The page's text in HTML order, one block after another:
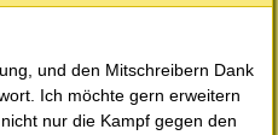
und den Mitschreibern Dank
Ich möchte gern erweitern
nur die Kampf gegen den